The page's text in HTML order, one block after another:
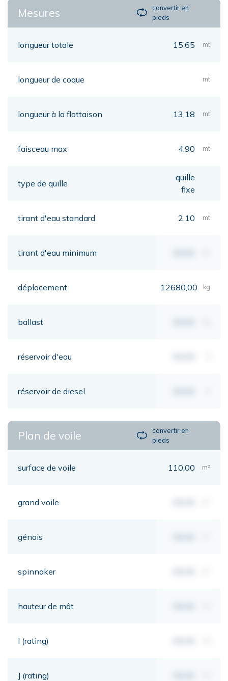
Mesures
convertir en
pieds
longueur totale 15,65 mt
longueur de coque mt
longueur à la flottaison 13,18 mt
faisceau max 4,90 mt
type de quille
quille
fixe
tirant d'eau standard 2,10 mt
tirant d'eau minimum
déplacement 12680,00 kg
ballast
réservoir d'eau
réservoir de diesel
Plan de voile
convertir en
pieds
surface de voile 110,00 m²
grand voile
génois
spinnaker
hauteur de mât
I (rating)
J (rating)